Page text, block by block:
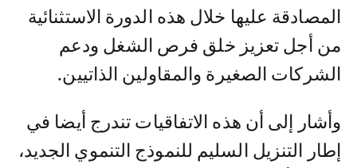
المصادقة عليها خلال هذه الدورة الاستثنائية
من أجل تعزيز خلق فرص الشغل ودعم
الشركات الصغيرة والمقاولين الذاتيين.
وأشار إلى أن هذه الاتفاقيات تندرج أيضا في
إطار التنزيل السليم للنموذج التنموي الجديد،